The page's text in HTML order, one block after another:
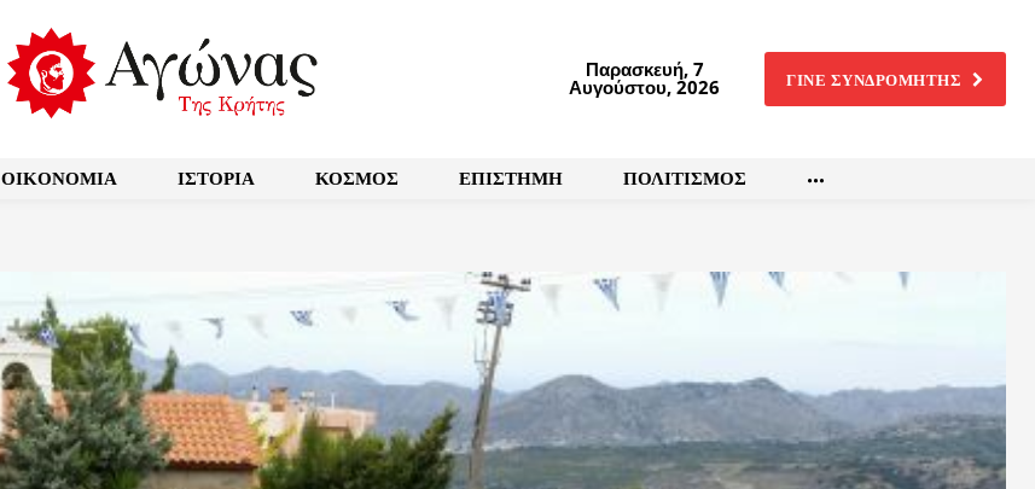
Παρασκευή, 7
Αυγούστου, 2026 ΓΙΝΕ ΣΥΝΔΡΟΜΗΤΗΣ
OIKONOMIA ΙΣΤΟΡΙΑ ΚΟΣΜΟΣ ΕΠΙΣΤΗΜΗ ΠΟΛΙΤΙΣΜΟΣ